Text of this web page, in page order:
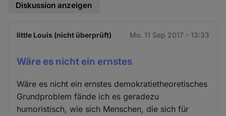
Diskussion anzeigen
little Louis (nicht überprüft) Mo. 11 Sep 2017 - 13:33
Wäre es nicht ein ernstes
Wäre es nicht ein ernstes demokratietheoretisches
Grundproblem fände ich es geradezu
humoristisch, wie sich Menschen, die sich für